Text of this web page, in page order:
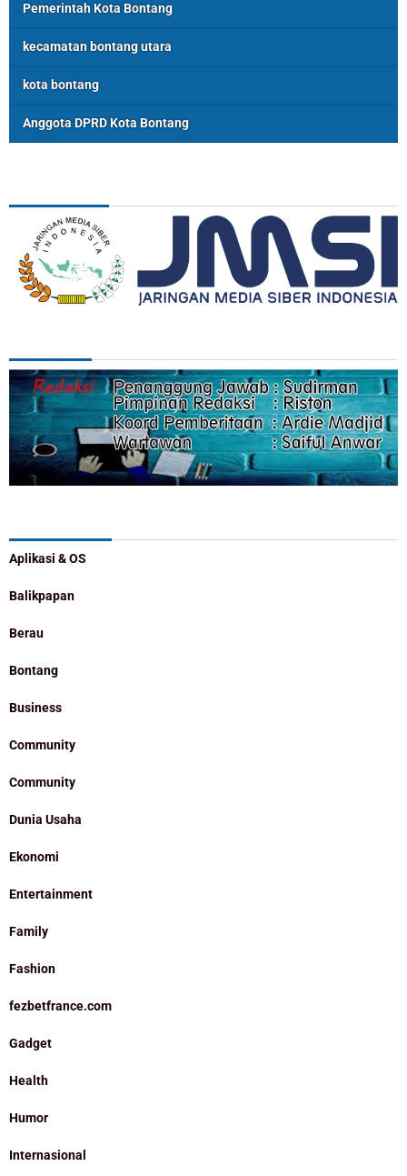
Pemerintah Kota Bontang
kecamatan bontang utara
kota bontang
Anggota DPRD Kota Bontang
Aplikasi & OS
Balikpapan
Berau
Bontang
Business
Community
Community
Dunia Usaha
Ekonomi
Entertainment
Family
Fashion
fezbetfrance.com
Gadget
Health
Humor
Internasional